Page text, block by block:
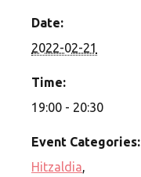
Date:
2022-02-21
Time:
19:00 - 20:30
Event Categories:
Hitzaldia